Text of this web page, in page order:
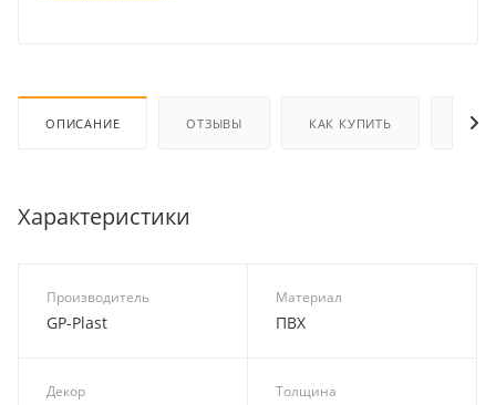
ОПИСАНИЕ ОТЗЫВЫ КАК КУПИТЬ
Характеристики
Производитель
GP-Plast
Материал
ПВХ
Декор Толщина